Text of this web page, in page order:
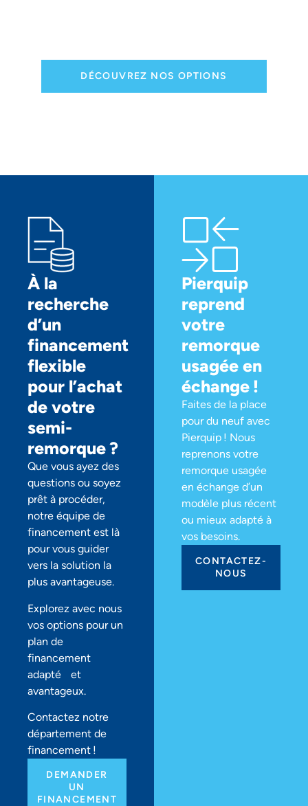
DÉCOUVREZ NOS OPTIONS
À la
recherche
d’un
financement
flexible
pour l’achat
de votre
semi-
remorque ?
Que vous ayez des
questions ou soyez
prêt à procéder,
notre équipe de
financement est là
pour vous guider
vers la solution la
plus avantageuse.
Explorez avec nous
vos options pour un
plan de
financement
adapté et
avantageux.
Contactez notre
département de
financement !
DEMANDER
UN
FINANCEMENT
Pierquip
reprend
votre
remorque
usagée en
échange !
Faites de la place
pour du neuf avec
Pierquip ! Nous
reprenons votre
remorque usagée
en échange d’un
modèle plus récent
ou mieux adapté à
vos besoins.
CONTACTEZ-
NOUS